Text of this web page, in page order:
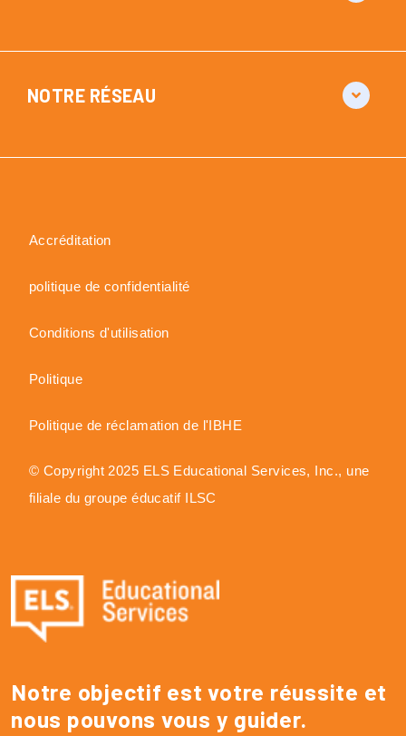
Notre objectif est votre réussite et
nous pouvons vous y guider.
NOTRE RÉSEAU
Accréditation
politique de confidentialité
Conditions d'utilisation
Politique
Politique de réclamation de l'IBHE
© Copyright 2025 ELS Educational Services, Inc., une
filiale du groupe éducatif ILSC